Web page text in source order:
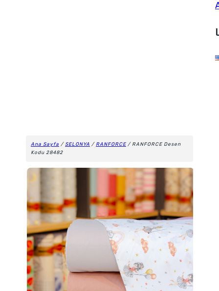
Ana Sayfa / SELONYA / RANFORCE / RANFORCE Desen
Kodu 28482